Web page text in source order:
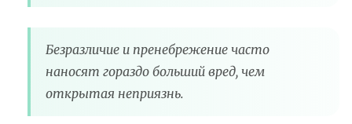
Безразличие и пренебрежение часто
наносят гораздо больший вред, чем
открытая неприязнь.